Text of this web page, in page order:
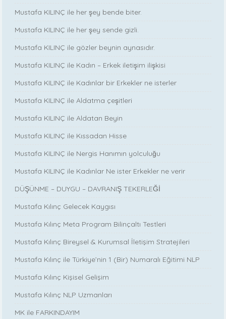
Mustafa KILINÇ ile her şey bende biter.
Mustafa KILINÇ ile her şey sende gizli.
Mustafa KILINÇ ile gözler beynin aynasıdır.
Mustafa KILINÇ ile Kadın – Erkek iletişim ilişkisi
Mustafa KILINÇ ile Kadınlar bir Erkekler ne isterler
Mustafa KILINÇ ile Aldatma çeşitleri
Mustafa KILINÇ ile Aldatan Beyin
Mustafa KILINÇ ile Kıssadan Hisse
Mustafa KILINÇ ile Nergis Hanımın yolculuğu
Mustafa KILINÇ ile Kadınlar Ne ister Erkekler ne verir
DÜŞÜNME – DUYGU – DAVRANIŞ TEKERLEĞİ
Mustafa Kılınç Gelecek Kaygısı
Mustafa Kılınç Meta Program Bilinçaltı Testleri
Mustafa Kılınç Bireysel & Kurumsal İletişim Stratejileri
Mustafa Kılınç ile Türkiye’nin 1 (Bir) Numaralı Eğitimi NLP
Mustafa Kılınç Kişisel Gelişim
Mustafa Kılınç NLP Uzmanları
MK ile FARKINDAYIM